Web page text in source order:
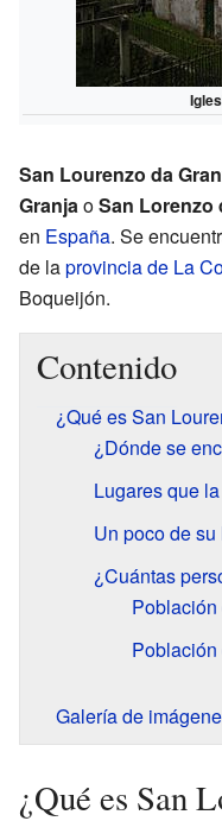
San Lourenzo da
GranjaoSan Lorenzo
en España. Se
de laprovincia de La
Boqueijón.
Contenido
¿Qué es San
¿Dónde se
Lugares que
Un poco de
¿Cuántas
Galería de
¿Qué es San